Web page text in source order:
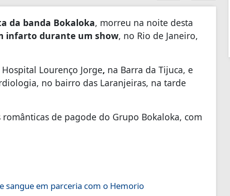
da banda Bokaloka, morreu na noite desta
infarto durante um show, no Rio de Janeiro,
Lourenço Jorge, na Barra da Tijuca, e
no bairro das Laranjeiras, na tarde
de pagode do Grupo Bokaloka, com
sangue em parceria com o Hemorio